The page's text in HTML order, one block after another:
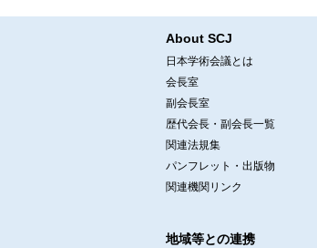
About SCJ
日本学術会議とは
会長室
副会長室
歴代会長・副会長一覧
関連法規集
パンフレット・出版物
関連機関リンク
地域等との連携